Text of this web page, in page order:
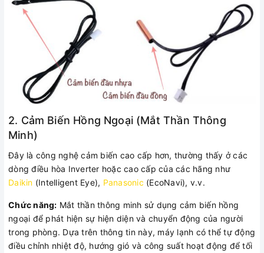
2. Cảm Biến Hồng Ngoại (Mắt Thần Thông
Minh)
Đây là công nghệ cảm biến cao cấp hơn, thường thấy ở các
dòng điều hòa Inverter hoặc cao cấp của các hãng như
Daikin (Intelligent Eye), Panasonic (EcoNavi), v.v.
Chức năng: Mắt thần thông minh sử dụng cảm biến hồng
ngoại để phát hiện sự hiện diện và chuyển động của người
trong phòng. Dựa trên thông tin này, máy lạnh có thể tự động
điều chỉnh nhiệt độ, hướng gió và công suất hoạt động để tối